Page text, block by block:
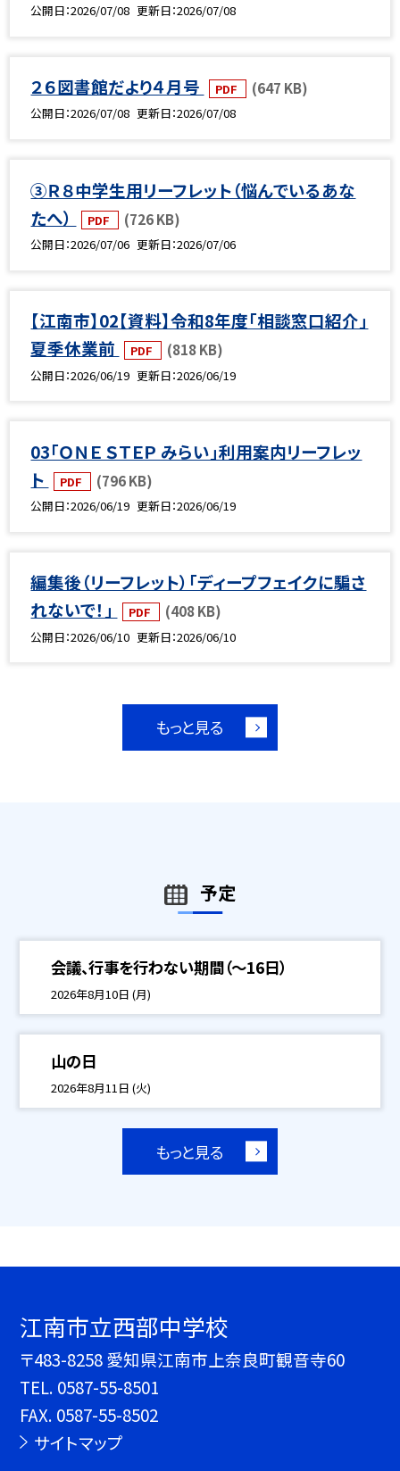
公開日 2026/07/08 更新日 2026/07/08
２６図書館だより４月号 PDF (647 KB)
公開日 2026/07/08 更新日 2026/07/08
③Ｒ８中学生用リーフレット（悩んでいるあな
たへ）
PDF (726 KB)
公開日 2026/07/06 更新日 2026/07/06
【江南市】02【資料】令和8年度「相談窓口紹介」
夏季休業前
PDF (818 KB)
公開日 2026/06/19 更新日 2026/06/19
03「ＯＮＥ ＳＴＥＰ みらい」利用案内リーフレッ
ト
PDF (796 KB)
公開日 2026/06/19 更新日 2026/06/19
編集後（リーフレット）「ディープフェイクに騙さ
れないで！」
PDF (408 KB)
公開日 2026/06/10 更新日 2026/06/10
もっと見る
予定
会議、行事を行わない期間（～16日）
2026年8月10日 (月)
山の日
2026年8月11日 (火)
もっと見る
江南市立西部中学校
〒483-8258 愛知県江南市上奈良町観音寺60
TEL. 0587-55-8501
FAX. 0587-55-8502
サイトマップ